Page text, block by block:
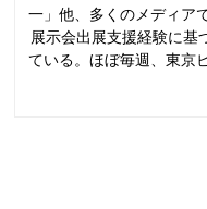
一」他、多くのメディア
展示会出展支援経験に基
ている。ほぼ毎週、東京